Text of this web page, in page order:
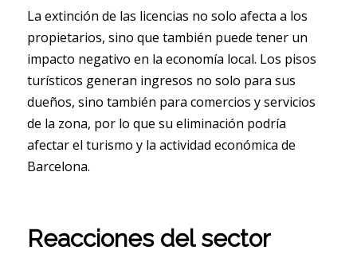
La extinción de las licencias no solo afecta a los
propietarios, sino que también puede tener un
impacto negativo en la economía local. Los pisos
turísticos generan ingresos no solo para sus
dueños, sino también para comercios y servicios
de la zona, por lo que su eliminación podría
afectar el turismo y la actividad económica de
Barcelona.
Reacciones del sector